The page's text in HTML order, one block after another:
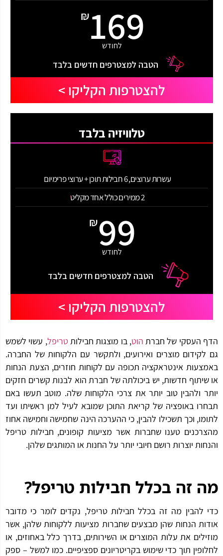
₪ 169
לחודש
הטבה למצטרפים חדשים בלבד
להצטרפות הקליקו >
טלוויזיה בלבד
עשרות ערוצים, 6 חבילות תוכן + ערוצי פרימיום
₪99
לחודש
הטבה למצטרפים חדשים בלבד
להצטרפות הקליקו >
העסקי של חברתהוט, בו מוצגות חבילותטריפל, עשוי לשמש
מוצרים ואירועים, ולתקשר עם הלקוחות של החברה.
אינטראקציה תכופה עם לקוחות חוזרים, הצעת הנחות
חדשות, יש ביכולתה של חברת הוא לבנות קשרים חזקים
ולהבין טוב יותר את צרכי הלקוחות שלה. מוטב תעשו באם
באופציה של קריאת התוכן שמובא לעיל למן ראשיתו ועד
וכך תשכילו להבין, כי ההערכה הינה שחמישה וחמישה אחוז
טענו שחברות אשר מציעות קופונים, חבילות טריפל
יוצרות רושם חיובי יותר על החנות או המותגים שלהן.
זה בכלל חבילות טריפל?
להבין מה זה בכלל חבילות טריפל, נקדים לומר כי מדובר
הנחות שהן מבצעים שחברות מציעות ללקוחות שלהן, אשר
את עלות המוצרים או השירותים, בדרך כלל באחוזים, או
תוך כדי שימוש בקריטריונים ספציפיים. כמו למשל – ספק